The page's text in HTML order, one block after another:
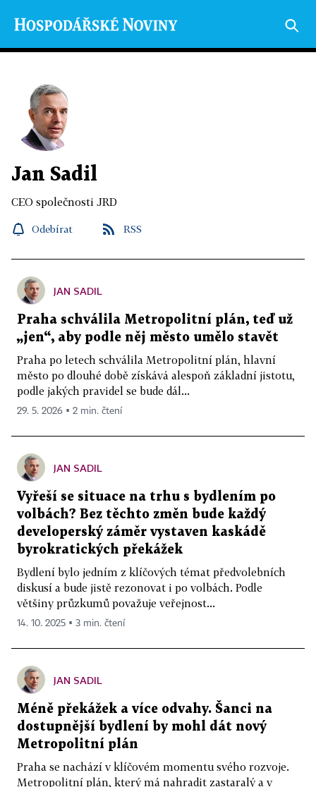
Jan Sadil
CEO společnosti JRD
Odebírat RSS
JAN SADIL
Praha schválila Metropolitní plán, teď už
„jen“, aby podle něj město umělo stavět
Praha po letech schválila Metropolitní plán, hlavní
město po dlouhé době získává alespoň základní jistotu,
podle jakých pravidel se bude dál...
29. 5. 2026 ▪ 2 min. čtení
JAN SADIL
Vyřeší se situace na trhu s bydlením po
volbách? Bez těchto změn bude každý
developerský záměr vystaven kaskádě
byrokratických překážek
Bydlení bylo jedním z klíčových témat předvolebních
diskusí a bude jistě rezonovat i po volbách. Podle
většiny průzkumů považuje veřejnost...
14. 10. 2025 ▪ 3 min. čtení
JAN SADIL
Méně překážek a více odvahy. Šanci na
dostupnější bydlení by mohl dát nový
Metropolitní plán
Praha se nachází v klíčovém momentu svého rozvoje.
Metropolitní plán, který má nahradit zastaralý a v